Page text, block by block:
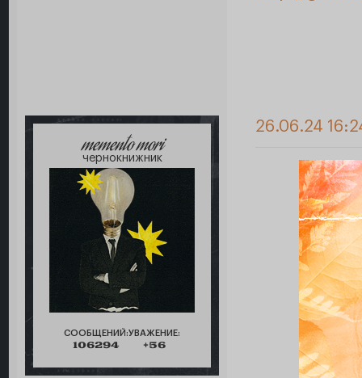
memento mori
чернокнижник
СООБЩЕНИЙ:
106294
УВАЖЕНИЕ:
+56
26.06.24